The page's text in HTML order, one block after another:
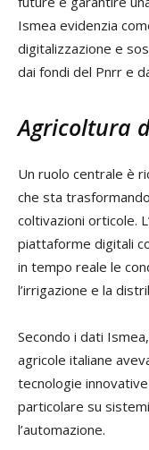
Ismea evidenzia
digitalizzazione e
dai fondi del Pnrr e
Agricoltura
Un ruolo centrale è
che sta
coltivazioni orticole.
piattaforme digitali
in tempo reale le
l’irrigazione e la
Secondo i dati
agricole italiane
tecnologie
particolare su
l’automazione.